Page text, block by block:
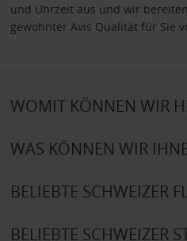
und Uhrzeit aus und wir
gewohnter Avis Qualität für Sie
WOMIT KÖNNEN WIR
WAS KÖNNEN WIR
BELIEBTE SCHWEIZER
BELIEBTE SCHWEIZER